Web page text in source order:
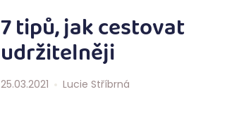
7 tipů, jak cestovat
udržitelněji
25.03.2021 Lucie Stříbrná